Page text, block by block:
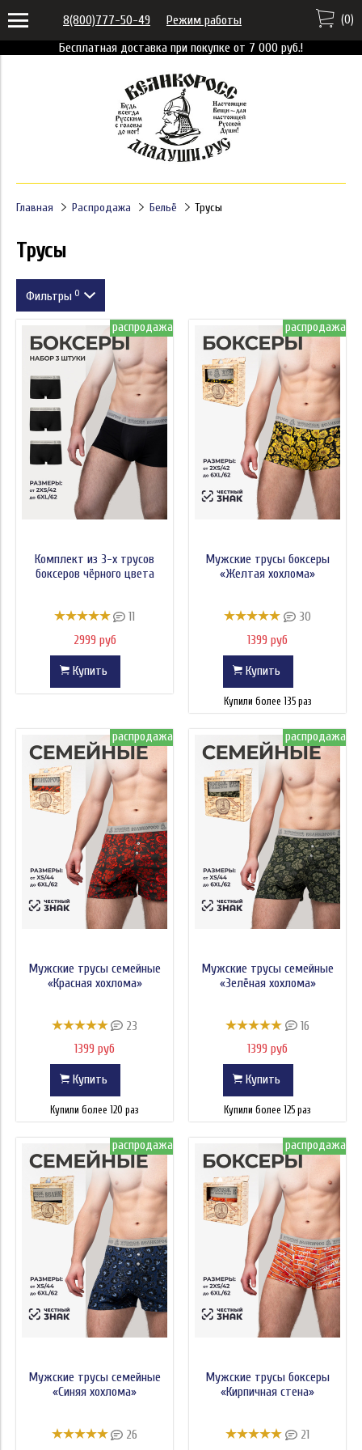
Бесплатная доставка при покупке от 7 000 руб.!
8(800)777-50-49 Режим работы (0)
Главная Распродажа Бельё Трусы
Трусы
Фильтры 0
Размер
Цвет
Тип
Принт
Комплектация
распродажа
Комплект из 3-х трусов
боксеров чёрного цвета
11
2999 руб
Купить
распродажа
Мужские трусы боксеры
«Желтая хохлома»
30
1399 руб
Купить
Купили более 135 раз
распродажа
Мужские трусы семейные
«Красная хохлома»
23
1399 руб
Купить
Купили более 120 раз
распродажа
Мужские трусы семейные
«Зелёная хохлома»
16
1399 руб
Купить
Купили более 125 раз
распродажа
Мужские трусы семейные
«Синяя хохлома»
26
распродажа
Мужские трусы боксеры
«Кирпичная стена»
21